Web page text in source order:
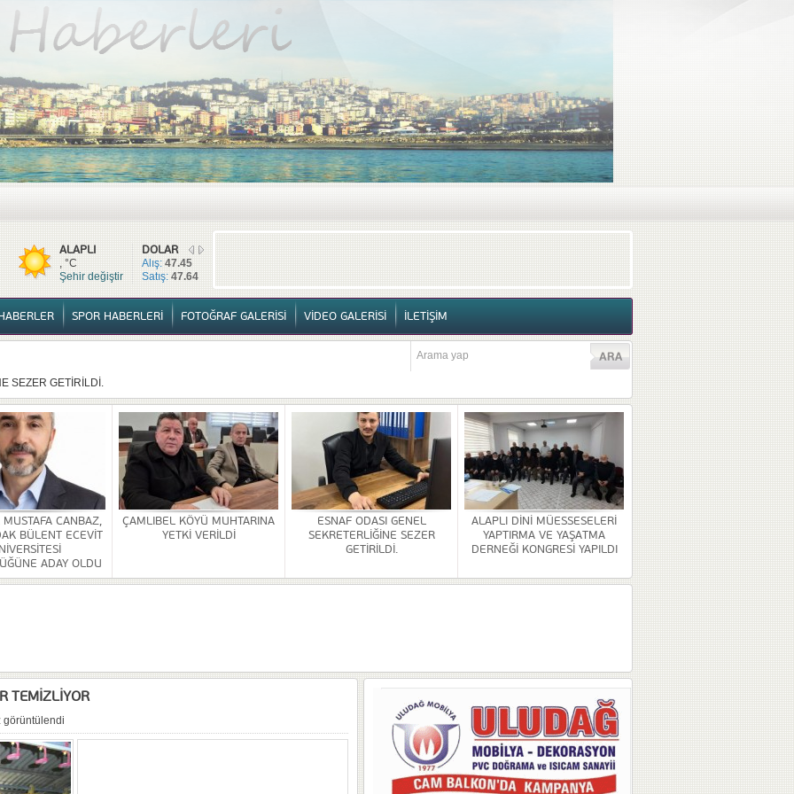
TÜM HABERLER YURTTAN HABERLER SPOR HABERLERİ FOTOĞRAF GALERİSİ VİDEO GALERİSİ İLETİŞİM
DOLAR
Alış:47.45
Satış:47.64
ALAPLI
, °C
Şehir değiştir
SPOR HABERLERİ FOTOĞRAF GALERİSİ VİDEO GALERİSİ İLETİŞİM
SEZER GETİRİLDİ.
YAŞATMA DERNEĞİ KONGRESİ YAPILDI
SONA ERDİ
KALDIRILDI
DÜZENLENDİ
BİNASİ YAPILACAK
MUSTAFA CANBAZ,
BÜLENT ECEVİT
ADAY OLDU
ÇAMLIBEL KÖYÜ MUHTARINA
YETKİ VERİLDİ
ESNAF ODASI GENEL
SEKRETERLİĞİNE SEZER
GETİRİLDİ.
ALAPLI DİNİ MÜESSESELERİ
YAPTIRMA VE YAŞATMA
DERNEĞİ KONGRESİ YAPILDI
TEMİZLİYOR
görüntülendi